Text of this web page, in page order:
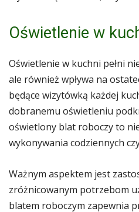
Oświetlenie w
Oświetlenie w kuchni pełni
ale również wpływa na
będące wizytówką każdej
dobranemu oświetleniu
oświetlony blat roboczy to
wykonywania codziennych
Ważnym aspektem jest
zróżnicowanym potrzebom
blatem roboczym zapewnia